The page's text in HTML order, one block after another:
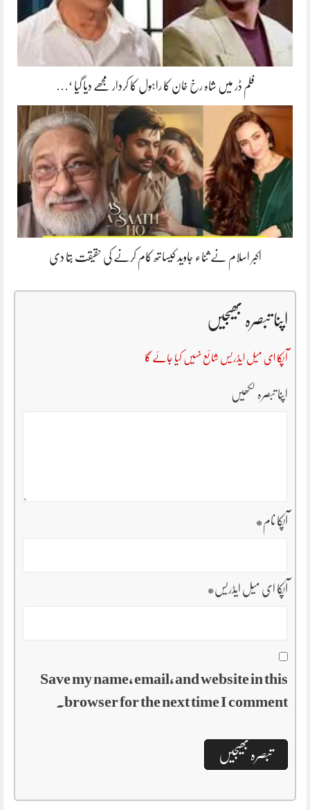
فلم ڈر میں شاہ رخ خان کا راہول کا کردار مجھے دیا گیا ‘…
اکبر اسلام نے ثناء جاوید کیساتھ کام کرنے کی حقیقت بتا دی
اپنا تبصرہ بھیجیں
آپکا ای میل ایڈریس شائع نہیں کیا جائے گا
اپنا تبصرہ لکھیں
آپکا نام*
آپکا ای میل ایڈریس*
Save my name, email, and website in this
browser for the next time I comment.